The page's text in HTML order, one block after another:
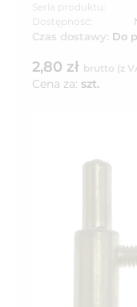
Seria produktu:
Dostępność:
Czas dostawy: Do
2,80 zł brutto (z
Cena za: szt.